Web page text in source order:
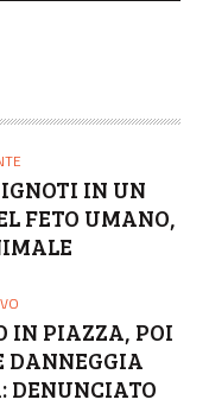
IN UN
FETO UMANO,
IN PIAZZA, POI
DANNEGGIA
DENUNCIATO